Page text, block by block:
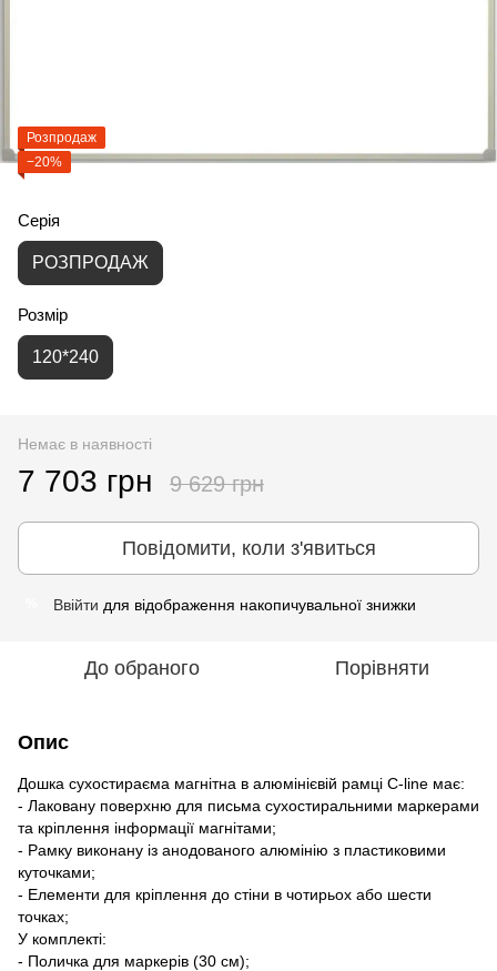
Розпродаж
−20%
Серія
РОЗПРОДАЖ
Розмір
120*240
Немає в наявності
7 703 грн 9 629 грн
Повідомити, коли з'явиться
Ввійти для відображення накопичувальної знижки
До обраного Порівняти
Опис
Дошка сухостираєма магнітна в алюмінієвій рамці C-line має:
- Лаковану поверхню для письма сухостиральними маркерами
та кріплення інформації магнітами;
- Рамку виконану із анодованого алюмінію з пластиковими
куточками;
- Елементи для кріплення до стіни в чотирьох або шести
точках;
У комплекті:
- Поличка для маркерів (30 см);